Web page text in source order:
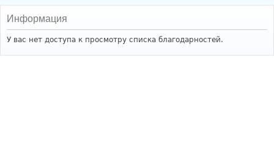
Информация
У вас нет доступа к просмотру списка благодарностей.